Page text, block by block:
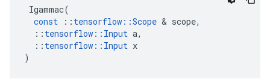
Igammac(
const
:: tensorflow ::Scope & scope,
:: tensorflow :: Input a,
:: tensorflow :: Input x
)